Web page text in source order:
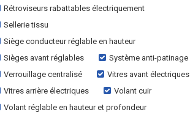
Rétroviseurs rabattables électriquement
Sellerie tissu
Siège conducteur réglable en hauteur
Sièges avant réglables
Système anti-patinage
Verrouillage centralisé
Vitres avant électriques
Vitres arrière électriques
Volant cuir
Volant réglable en hauteur et profondeur